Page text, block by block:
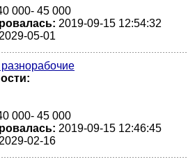
000- 45 000
2019-09-15 12:54:32
2029-05-01
000- 45 000
2019-09-15 12:46:45
2029-02-16